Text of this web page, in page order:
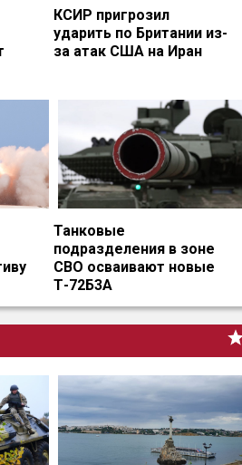
КСИР пригрозил
ударить по Британии из-
за атак США на Иран
Танковые
подразделения в зоне
СВО осваивают новые
Т-72Б3А